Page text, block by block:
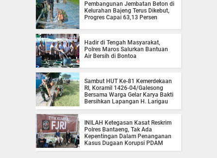
Pembangunan Jembatan Beton di
Kelurahan Bajeng Terus Dikebut,
Progres Capai 63,13 Persen
Hadir di Tengah Masyarakat,
Polres Maros Salurkan Bantuan
Air Bersih di Bontoa
Sambut HUT Ke-81 Kemerdekaan
RI, Koramil 1426-04/Galesong
Bersama Warga Gelar Karya Bakti
Bersihkan Lapangan H. Larigau
INILAH Ketegasan Kasat Reskrim
Polres Bantaeng, Tak Ada
Kepentingan Dalam Penanganan
Kasus Dugaan Korupsi PDAM